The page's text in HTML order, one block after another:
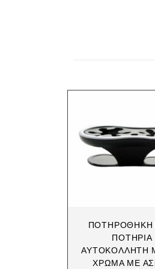
ΠΟΤΗΡΟΘΉΚΗ
ΠΟΤΉΡΙΑ
ΑΥΤΟΚΌΛΛΗΤΗ
ΧΡΏΜΑ ΜΕ